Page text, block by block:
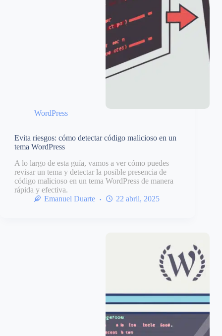
WordPress
Evita riesgos: cómo detectar código malicioso en un
tema WordPress
A lo largo de esta guía, vamos a ver cómo puedes
revisar un tema y detectar la posible presencia de
código malicioso en un tema WordPress de manera
rápida y efectiva.
Emanuel Duarte
22 abril, 2025